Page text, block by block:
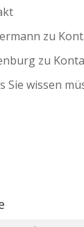
zu
zu
Sie wissen